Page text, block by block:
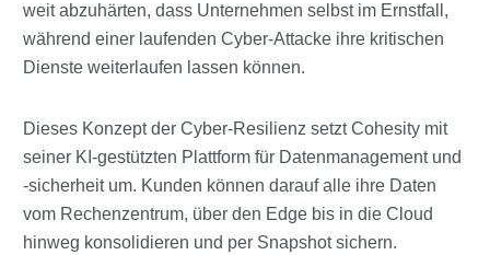
weit abzuhärten, dass Unternehmen selbst im Ernstfall,
während einer laufenden Cyber-Attacke ihre kritischen
Dienste weiterlaufen lassen können.
Dieses Konzept der Cyber-Resilienz setzt Cohesity mit
seiner KI-gestützten Plattform für Datenmanagement und
-sicherheit um. Kunden können darauf alle ihre Daten
vom Rechenzentrum, über den Edge bis in die Cloud
hinweg konsolidieren und per Snapshot sichern.